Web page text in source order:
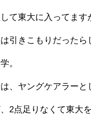
て東大に入ってます
引きこもりだったら
。
、ヤングケアラーと
2点足りなくて東大